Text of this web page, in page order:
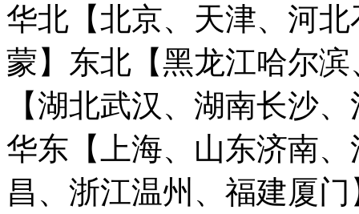
华北【北京、天津、河
蒙】 东北【黑龙江哈尔
【湖北武汉、湖南长沙
华东【上海、山东济南
昌、浙江温州、福建厦门